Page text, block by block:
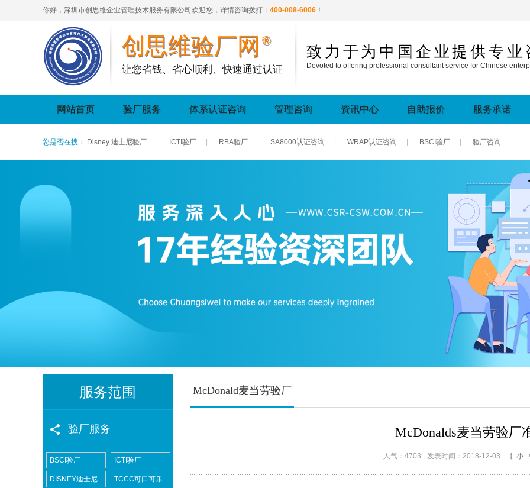
你好，深圳市创思维企业管理技术服务有限公司欢迎您，详情咨询拨打： 400-008-6006 ！
创思维验厂网 ®
让您省钱、省心顺利、快速通过认证
致力于为中国企业提供专业
Devoted to offering professional consultant service for Chinese
网站首页 验厂服务 体系认证咨询 管理咨询 资讯中心 自助报价 服务承诺
您是否在搜： Disney 迪士尼验厂 ICTI验厂 RBA验厂 SA8000认证咨询 WRAP认证咨询 BSCI验厂 验厂咨询
服务范围
验厂服务
BSCI验厂 ICTI验厂
DISNEY迪士尼验厂 TCCC可口可乐验厂
McDonald麦当劳验厂
McDonalds麦当劳验厂
人气：4703 发表时间：2018-12-03 【 小